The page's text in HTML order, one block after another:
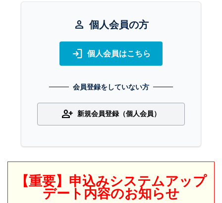
person 個人会員の方
login 個人会員はこちら
会員登録をしていない方
person_add 新規会員登録（個人会員）
【重要】申込みシステムアップ
デート内容のお知らせ